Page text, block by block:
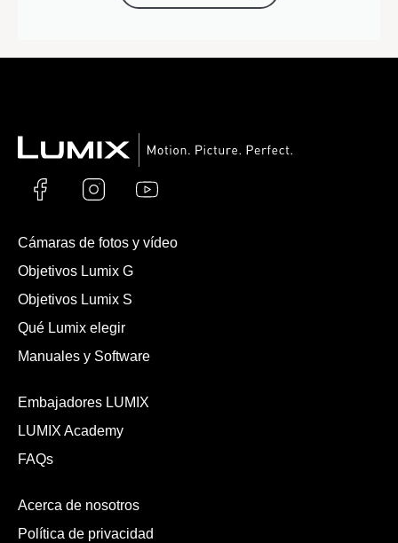
Cámaras de fotos y vídeo
Objetivos Lumix G
Objetivos Lumix S
Qué Lumix elegir
Manuales y Software
Embajadores LUMIX
LUMIX Academy
FAQs
Acerca de nosotros
Política de privacidad